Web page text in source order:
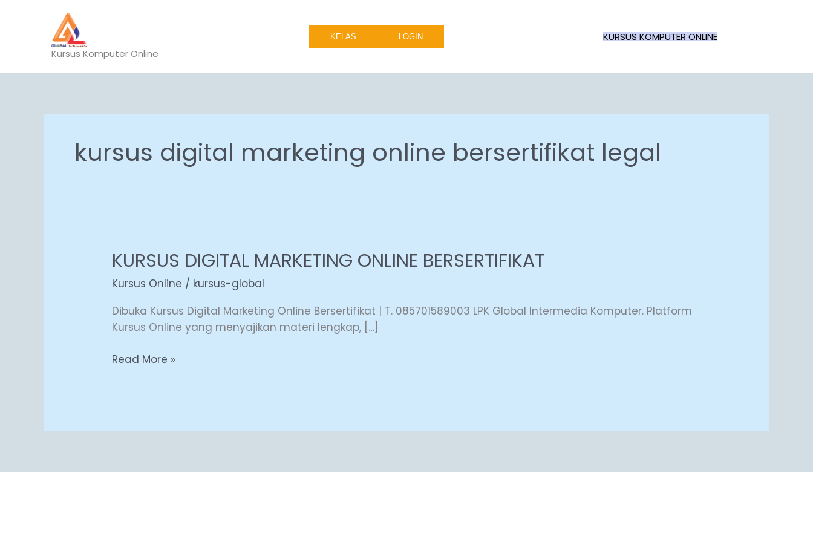
Kursus Komputer Online
KELAS LOGIN KURSUS KOMPUTER ONLINE
kursus digital marketing online bersertifikat legal
KURSUS DIGITAL MARKETING ONLINE BERSERTIFIKAT
Kursus Online / kursus-global
Dibuka Kursus Digital Marketing Online Bersertifikat | T. 085701589003 LPK Global Intermedia Komputer. Platform
Kursus Online yang menyajikan materi lengkap, […]
KURSUS
MARKETING
ONLINE
BERSERTIFIKAT
Read More »